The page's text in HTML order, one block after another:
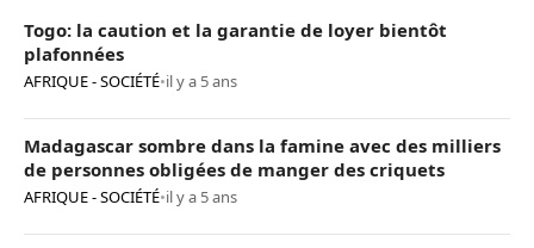
Togo: la caution et la garantie de loyer bientôt
plafonnées
AFRIQUE - SOCIÉTÉ•il y a 5 ans
Madagascar sombre dans la famine avec des milliers
de personnes obligées de manger des criquets
AFRIQUE - SOCIÉTÉ•il y a 5 ans